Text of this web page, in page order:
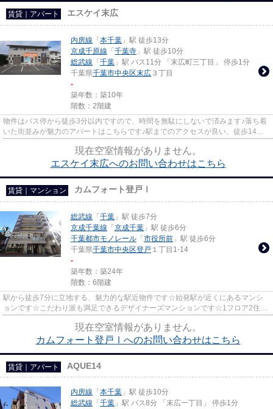
賃貸｜アパート エスケイ末広
内房線 「 本千葉 」駅 徒歩13分
京成千原線 「 千葉寺 」駅 徒歩10分
総武線 「 千葉 」駅 バス11分 「末広町三丁目」 停歩1分
千葉県千葉市中央区末広 ３丁目
-
築年数：築10年
階数：2階建
物件はバス停から徒歩3分以内ですので、時間を無駄にしないで済みます♪落ち着
いた街並みが魅力のアパートはこちらです♪駅までのアクセスが良い、徒歩14分
現在空室情報がありません。
エスケイ末広へのお問い合わせはこちら
賃貸｜マンション カムフォート登戸Ⅰ
総武線 「 千葉 」駅 徒歩7分
京成千葉線 「 京成千葉 」駅 徒歩6分
千葉都市モノレール 「 市役所前 」駅 徒歩6分
千葉県千葉市中央区登戸 １丁目1-14
-
築年数：築24年
階数：6階建
駅から徒歩7分に立地する、魅力的な駅近物件です☆始発駅が近くにあるマンシ
ョンです☆こだわり派も満足できるデザイナーズマンションです☆1フロア2住戸
現在空室情報がありません。
カムフォート登戸Ⅰへのお問い合わせはこちら
賃貸｜アパート AQUE14
内房線 「 本千葉 」駅 徒歩10分
総武線 「 千葉 」駅 バス8分 「末広一丁目」 停歩1分